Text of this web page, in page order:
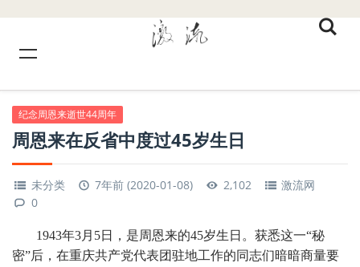
纪念周恩来逝世44周年
周恩来在反省中度过45岁生日
未分类 7年前 (2020-01-08) 2,102
激流网
0
1943年3月5日，是周恩来的45岁生日。获悉这一“秘
密”后，在重庆共产党代表团驻地工作的同志们暗暗商量要